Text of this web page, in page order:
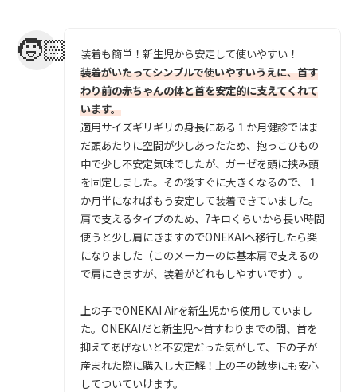
装着も簡単！新生児から安定して使いやすい！
装着がいたってシンプルで使いやすいうえに、首す
わり前の赤ちゃんの体と首を安定的に支えてくれて
います。
適用サイズギリギリの身長にある１か月健診ではま
だ頭あたりに空間が少しあったため、抱っこひもの
中で少し不安定気味でしたが、ガーゼを頭に挟み頭
を固定しました。その後すぐに大きくなるので、１
か月半になればもう安定して装着できていました。
肩で支えるタイプのため、7キロくらいから長い時間
使うと少し肩にきますのでONEKAIへ移行したら楽
になりました（このメーカーのは基本肩で支えるの
で肩にきますが、装着がどれもしやすいです）。
上の子でONEKAI Airを新生児から使用していまし
た。ONEKAIだと新生児～首すわりまでの間、首を
抑えてあげないと不安定だった気がして、下の子が
産まれた際に購入し大正解！上の子の散歩にも安心
してついていけます。